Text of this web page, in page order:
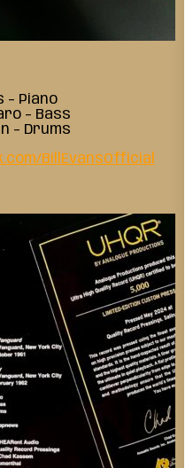
– Piano
– Bass
– Drums
BillEvansOfficial